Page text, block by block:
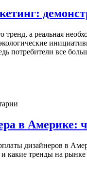
а реальная
потребители все
в Америке:
дизайнеров в
и какие тренды на